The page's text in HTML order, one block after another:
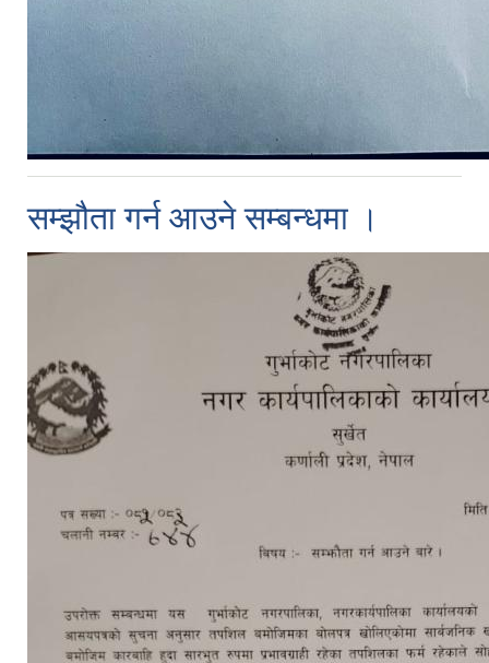
सम्झौता गर्न आउने सम्बन्धमा ।